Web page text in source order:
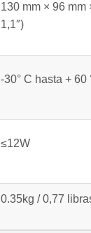
130 mm × 96 mm
1,1″)
-30° C hasta + 60
≤12W
0.35kg / 0,77